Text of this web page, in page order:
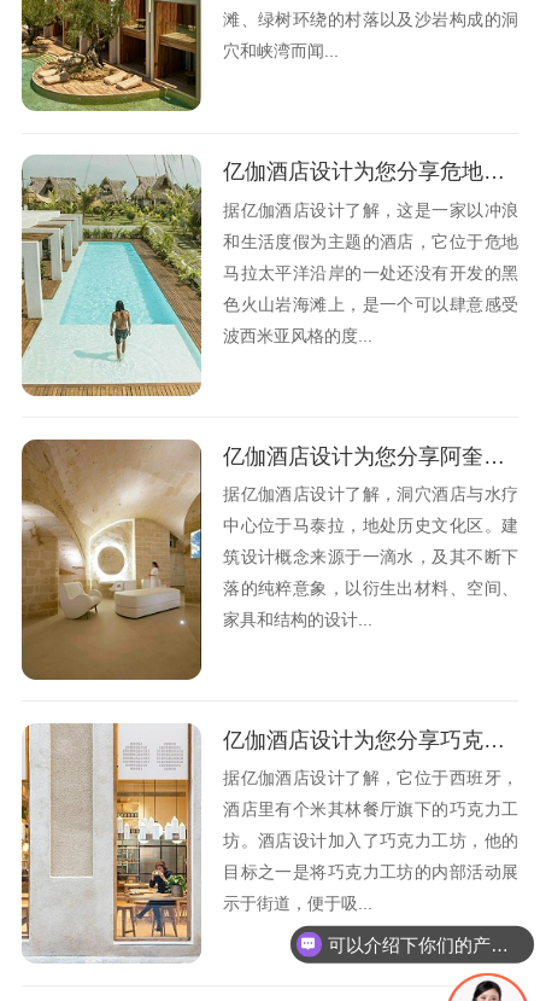
滩、绿树环绕的村落以及沙岩构成的洞
穴和峡湾而闻...
亿伽酒店设计为您分享危地马拉的生活度假酒店设计观点
据亿伽酒店设计了解，这是一家以冲浪
和生活度假为主题的酒店，它位于危地
马拉太平洋沿岸的一处还没有开发的黑
色火山岩海滩上，是一个可以肆意感受
波西米亚风格的度...
亿伽酒店设计为您分享阿奎地奥洞穴酒店设计观点
据亿伽酒店设计了解，洞穴酒店与水疗
中心位于马泰拉，地处历史文化区。建
筑设计概念来源于一滴水，及其不断下
落的纯粹意象，以衍生出材料、空间、
家具和结构的设计...
亿伽酒店设计为您分享巧克力精品酒店设计观点
据亿伽酒店设计了解，它位于西班牙，
酒店里有个米其林餐厅旗下的巧克力工
坊。酒店设计加入了巧克力工坊，他的
目标之一是将巧克力工坊的内部活动展
示于街道，便于吸...
可以介绍下你们的产品么